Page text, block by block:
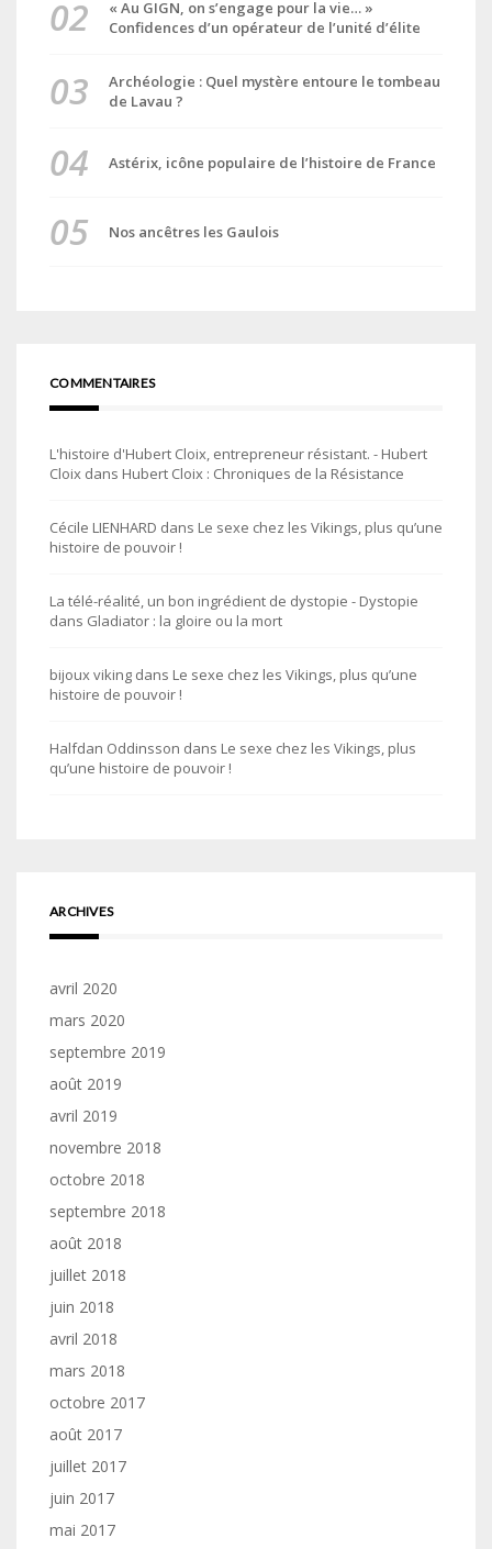
« Au GIGN, on s’engage pour la vie… »
Confidences d’un opérateur de l’unité d’élite
Archéologie : Quel mystère entoure le tombeau
de Lavau ?
Astérix, icône populaire de l’histoire de France
Nos ancêtres les Gaulois
COMMENTAIRES
L'histoire d'Hubert Cloix, entrepreneur résistant. - Hubert
Cloix dans Hubert Cloix : Chroniques de la Résistance
Cécile LIENHARD dans Le sexe chez les Vikings, plus qu’une
histoire de pouvoir !
La télé-réalité, un bon ingrédient de dystopie - Dystopie
dans Gladiator : la gloire ou la mort
bijoux viking dans Le sexe chez les Vikings, plus qu’une
histoire de pouvoir !
Halfdan Oddinsson dans Le sexe chez les Vikings, plus
qu’une histoire de pouvoir !
ARCHIVES
avril 2020
mars 2020
septembre 2019
août 2019
avril 2019
novembre 2018
octobre 2018
septembre 2018
août 2018
juillet 2018
juin 2018
avril 2018
mars 2018
octobre 2017
août 2017
juillet 2017
juin 2017
mai 2017